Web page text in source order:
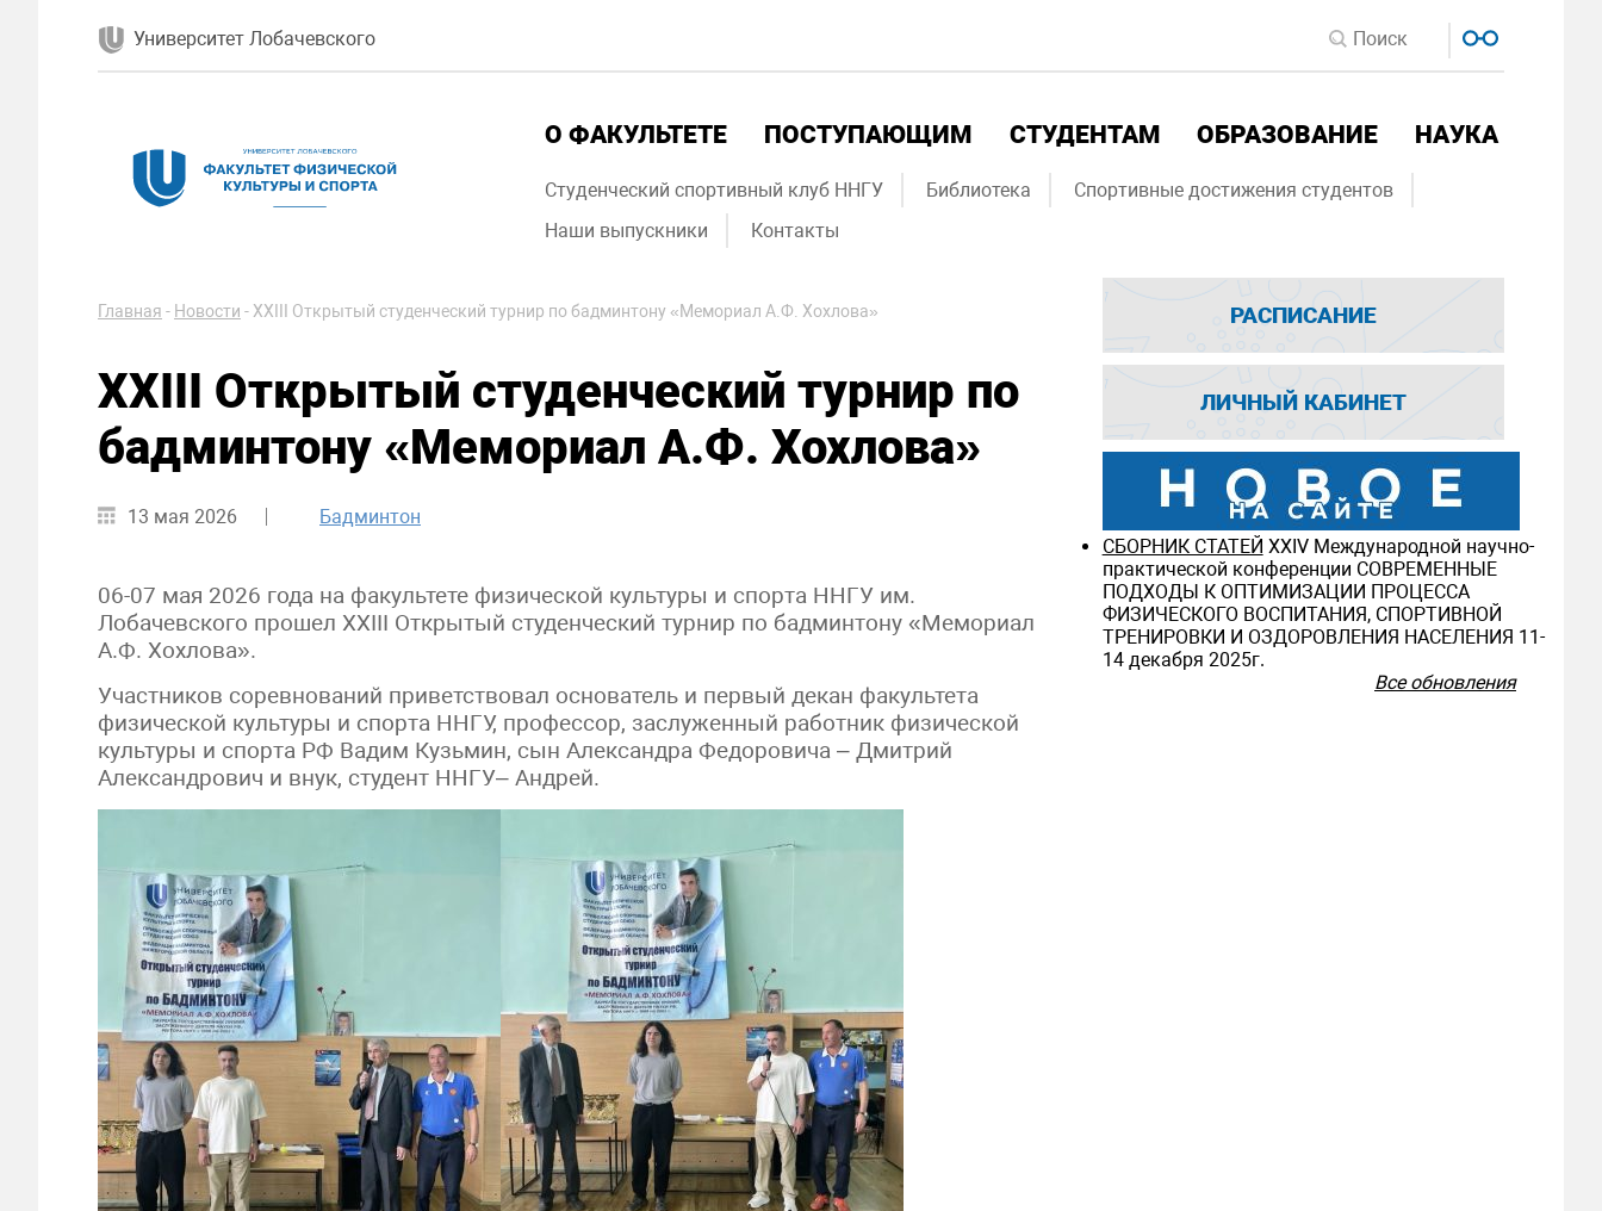
Университет Лобачевского
О ФАКУЛЬТЕТЕ ПОСТУПАЮЩИМ СТУДЕНТАМ ОБРАЗОВАНИЕ НАУКА
Студенческий спортивный клуб ННГУ Библиотека
Спортивные достижения студентов
Наши выпускники
Контакты
Главная - Новости - XXIII Открытый студенческий турнир по бадминтону «Мемориал А.Ф. Хохлова»
XXIII Открытый студенческий турнир по
бадминтону «Мемориал А.Ф. Хохлова»
13 мая 2026 Бадминтон
06-07 мая 2026 года на факультете физической культуры и спорта ННГУ им.
Лобачевского прошел XXIII Открытый студенческий турнир по бадминтону «Мемориал
А.Ф. Хохлова».
Участников соревнований приветствовал основатель и первый декан факультета
физической культуры и спорта ННГУ, профессор, заслуженный работник физической
культуры и спорта РФ Вадим Кузьмин, сын Александра Федоровича – Дмитрий
Александрович и внук, студент ННГУ– Андрей.
РАСПИСАНИЕ
ЛИЧНЫЙ КАБИНЕТ
СБОРНИК СТАТЕЙ ХXIV Международной научно-
практической конференции СОВРЕМЕННЫЕ
ПОДХОДЫ К ОПТИМИЗАЦИИ ПРОЦЕССА
ФИЗИЧЕСКОГО ВОСПИТАНИЯ, СПОРТИВНОЙ
ТРЕНИРОВКИ И ОЗДОРОВЛЕНИЯ НАСЕЛЕНИЯ 11-
14 декабря 2025г.
Все обновления